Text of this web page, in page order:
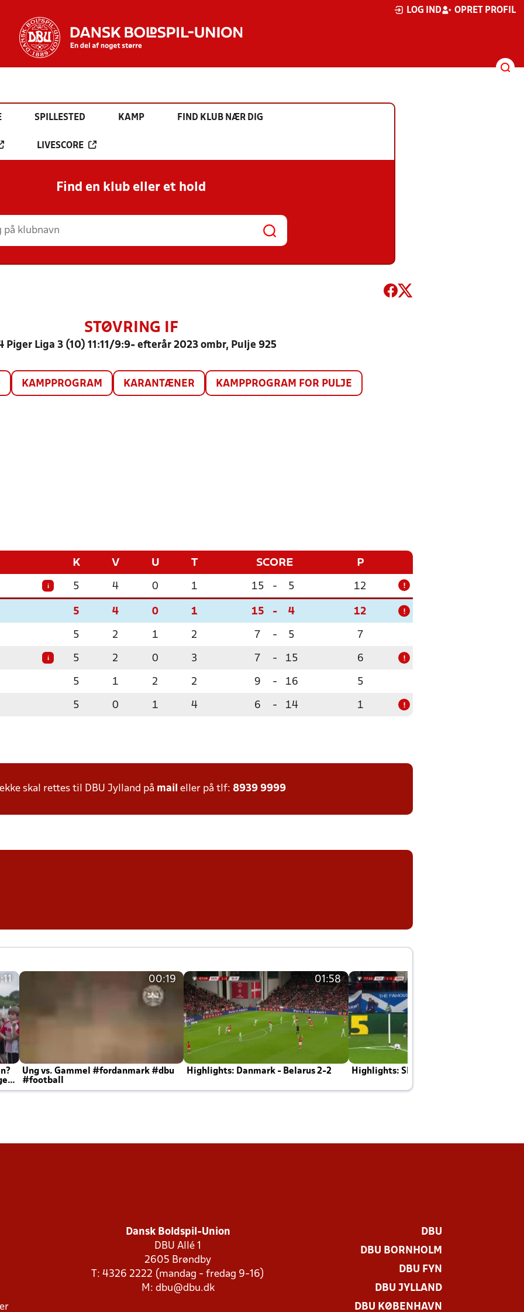
LOG IND OPRET PROFIL
SPILLESTED KAMP FIND KLUB NÆR DIG
LIVESCORE
Find en klub eller et hold
STØVRING IF
Piger Liga 3 (10) 11:11/9:9- efterår 2023 ombr, Pulje 925
KAMPPROGRAM KARANTÆNER KAMPPROGRAM FOR PULJE
K V U T SCORE P
i 5 4 0 1 15 - 5 12 !
5 4 0 1 15 - 4 12 !
5 2 1 2 7 - 5 7
i 5 2 0 3 7 - 15 6 !
5 1 2 2 9 - 16 5
5 0 1 4 6 - 14 1 !
skal rettes til DBU Jylland på mail eller på tlf: 8939 9999
00:19
Ung vs. Gammel #fordanmark #dbu
#football
01:58
Highlights: Danmark - Belarus 2-2 Highlights: Skotland - Danmark 4-2
Dansk Boldspil-Union
DBU Allé 1
2605 Brøndby
T: 4326 2222 (mandag - fredag 9-16)
M: dbu@dbu.dk
DBU
DBU BORNHOLM
DBU FYN
DBU JYLLAND
DBU KØBENHAVN